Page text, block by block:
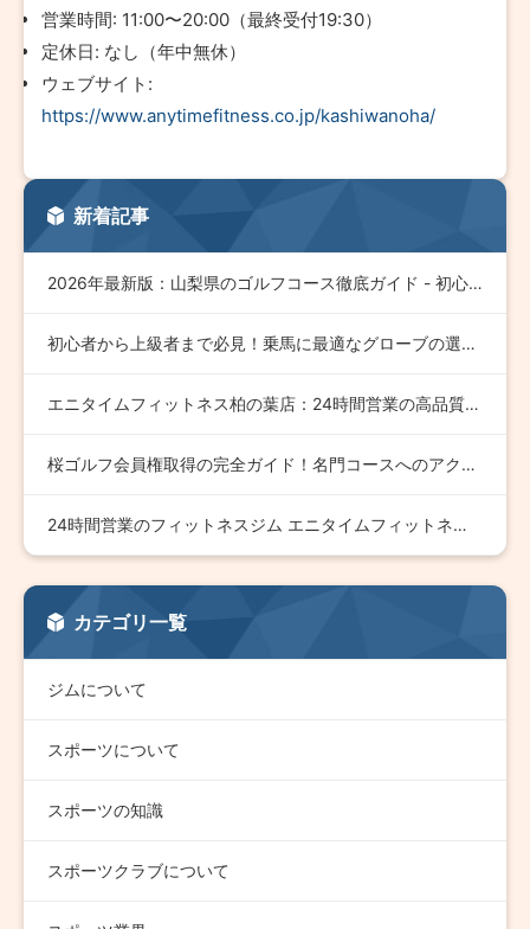
営業時間: 11:00〜20:00（最終受付19:30）
定休日: なし（年中無休）
ウェブサイト:
https://www.anytimefitness.co.jp/kashiwanoha/
新着記事
2026年最新版：山梨県のゴルフコース徹底ガイド - 初心者…
初心者から上級者まで必見！乗馬に最適なグローブの選び方とおす…
エニタイムフィットネス柏の葉店：24時間営業の高品質フィット…
桜ゴルフ会員権取得の完全ガイド！名門コースへのアクセスと特典…
24時間営業のフィットネスジム エニタイムフィットネス帯広店…
カテゴリ一覧
ジムについて
スポーツについて
スポーツの知識
スポーツクラブについて